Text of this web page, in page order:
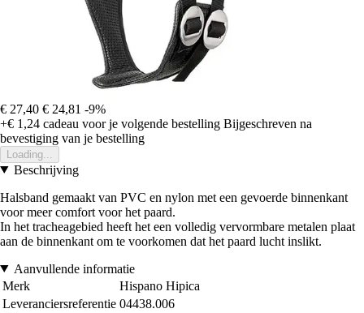
€ 27,40 € 24,81 -9%
+€ 1,24 cadeau voor je volgende bestelling Bijgeschreven na
bevestiging van je bestelling
Loading...
Beschrijving
Halsband gemaakt van PVC en nylon met een gevoerde binnenkant
voor meer comfort voor het paard.
In het tracheagebied heeft het een volledig vervormbare metalen plaat
aan de binnenkant om te voorkomen dat het paard lucht inslikt.
Aanvullende informatie
Merk
Hispano Hipica
Leveranciersreferentie 04438.006